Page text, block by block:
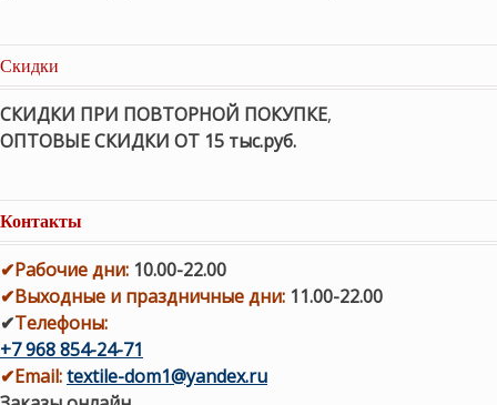
Скидки
СКИДКИ ПРИ ПОВТОРНОЙ ПОКУПКЕ,
ОПТОВЫЕ СКИДКИ ОТ 15 тыс.руб.
Контакты
✔Рабочие дни: 10.00-22.00
✔Выходные и праздничные дни: 11.00-22.00
✔Телефоны:
+7 968 854-24-71
✔Email:textile-dom1@yandex.ru